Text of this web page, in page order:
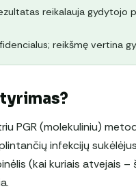
reikalauja gydytojo
reikšmę vertina
PGR (molekuliniu)
infekcijų
(kai kuriais atvejais –